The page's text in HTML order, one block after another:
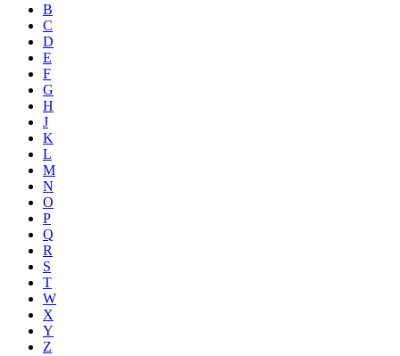
B
C
D
E
F
G
H
J
K
L
M
N
O
P
Q
R
S
T
W
X
Y
Z